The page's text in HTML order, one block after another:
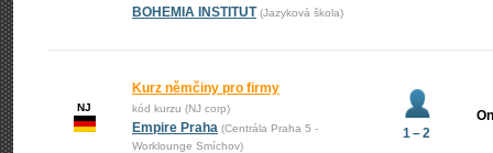
BOHEMIA INSTITUT (Jazyková škola)
NJ
Kurz němčiny pro firmy
kód kurzu (NJ corp)
Empire Praha (Centrála Praha 5 -
Worklounge Smíchov)
1 – 2